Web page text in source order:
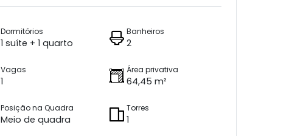
Dormitórios
1 suíte + 1 quarto
Banheiros
2
Vagas
1
Área privativa
64,45 m²
Posição na Quadra
Meio de quadra
Torres
1